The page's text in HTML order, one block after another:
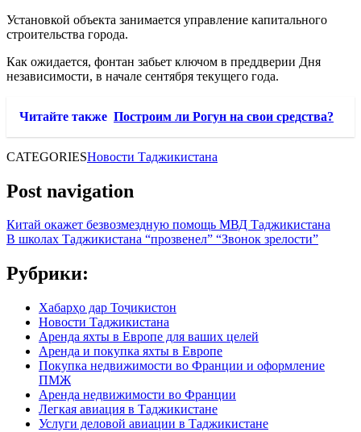
Установкой объекта занимается управление капитального
строительства города.
Как ожидается, фонтан забьет ключом в преддверии Дня
независимости, в начале сентября текущего года.
Читайте также Построим ли Рогун на свои средства?
CATEGORIESНовости Таджикистана
Post navigation
Китай окажет безвозмездную помощь МВД Таджикистана
В школах Таджикистана “прозвенел” “Звонок зрелости”
Рубрики:
Хабарҳо дар Тоҷикистон
Новости Таджикистана
Аренда яхты в Европе для ваших целей
Аренда и покупка яхты в Европе
Покупка недвижимости во Франции и оформление
ПМЖ
Аренда недвижимости во Франции
Легкая авиация в Таджикистане
Услуги деловой авиации в Таджикистане